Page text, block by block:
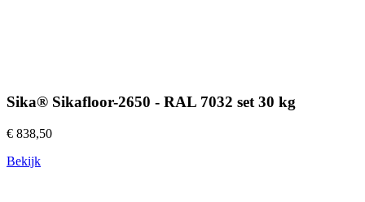
Sika® Sikafloor-2650 - RAL 7032 set 30 kg
€ 838,50
Bekijk